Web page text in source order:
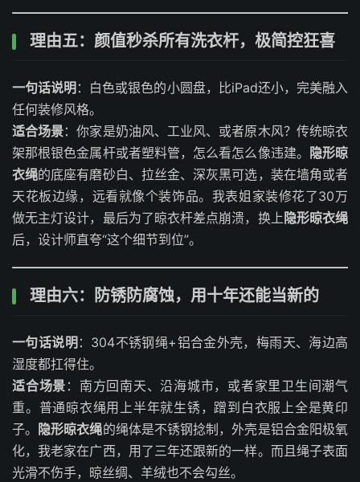
理由五：颜值秒杀所有洗衣杆，极简控狂喜
一句话说明 ：白色或银色的小圆盘，比iPad还小，完美融入
任何装修风格。
适合场景：你家是奶油风、工业风、或者原木风？传统晾衣
架那根银色金属杆或者塑料管，怎么看怎么像违建。
隐形晾
衣绳的底座有磨砂白、拉丝金、深灰黑可选，装在墙角或者
天花板边缘，远看就像个装饰品。我表姐家装修花了30万
做无主灯设计，最后为了晾衣杆差点崩溃，换上 隐形晾衣绳
后，设计师直夸“这个细节到位”。
理由六：防锈防腐蚀，用十年还能当新的
一句话说明 ：304不锈钢绳+铝合金外壳，梅雨天、海边高
湿度都扛得住。
适合场景 ：南方回南天、沿海城市，或者家里卫生间潮气
重。普通晾衣绳用上半年就生锈，蹭到白衣服上全是黄印
子。
隐形晾衣绳的绳体是不锈钢捻制，外壳是铝合金阳极氧
化，我老家在广西，用了三年还跟新的一样。而且绳子表面
光滑不伤手，晾丝绸、羊绒也不会勾丝。